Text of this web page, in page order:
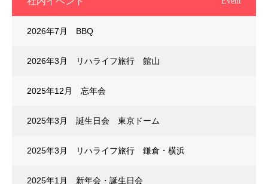
2026年7月 BBQ
2026年3月 リハライフ旅行 館山
2025年12月 忘年会
2025年3月 誕生日会 東京ドーム
2025年3月 リハライフ旅行 鎌倉・横浜
2025年1月 新年会・誕生日会